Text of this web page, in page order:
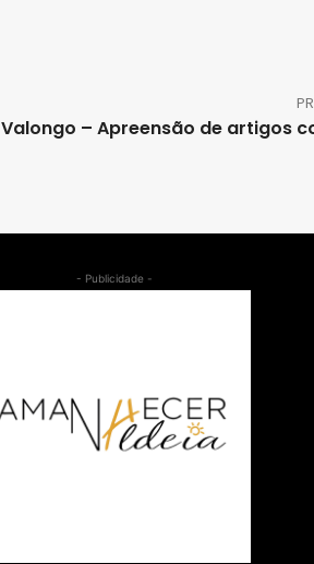
Valongo – Apreensão de artigos
- Publicidade -